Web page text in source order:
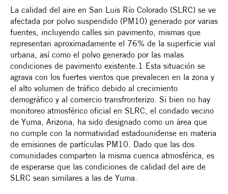
Fecha de cerfificación
17 de septiembre de 2013
La calidad del aire en San Luis Río Colorado (SLRC) se ve
afectada por polvo suspendido (PM10) generado por varias
fuentes, incluyendo calles sin pavimento, mismas que
representan aproximadamente el 76% de la superficie vial
urbana, así como el polvo generado por las malas
condiciones de pavimento existente.1 Esta situación se
agrava con los fuertes vientos que prevalecen en la zona y
el alto volumen de tráfico debido al crecimiento
demográfico y al comercio transfronterizo. Si bien no hay
monitoreo atmosférico oficial en SLRC, el condado vecino
de Yuma, Arizona, ha sido designado como un área que
no cumple con la normatividad estadounidense en materia
de emisiones de partículas PM10. Dado que las dos
comunidades comparten la misma cuenca atmosférica, es
de esperarse que las condiciones de calidad del aire de
SLRC sean similares a las de Yuma.